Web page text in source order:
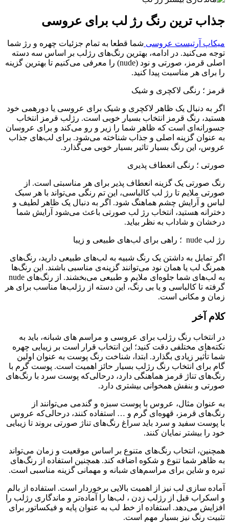
جذاب ترین رنگ رژ لب برای عروسی
میکاپ آرتیست عروسی شما قطعا به تمام جزئیات چهره و رژ شما
توجه می‌کنید. در ادامه، بهترین رنگ‌های رژلب بر اساس سه دسته
اصلی قرمز، صورتی و نود (nude) را معرفی می‌کنیم تا بهترین گزینه
را برای هر مناسبت پیدا کنید.
قرمز ؛ رنگی لاکچری و شیک
اگر به دنبال یک ظاهر لاکچری و شیک برای عروسی یا دورهمی خود
هستید، رنگ قرمز انتخاب بسیار خوبی است. رژلب قرمز انتخاب
جسورانه‌ای است که ظاهر شما را زیر و رو می‌کند و برای عروسان
به عنوان گزینه اصلی و جذاب شناخته می‌شود. برای لب‌های جذاب
عروس، این رنگ بسیار تاثیر بسیار خوبی می‌گذارد.
صورتی ؛ رنگی انعطاف ‌پذیری
رنگ صورتی یک گزینه انعطاف ‌پذیر برای هر مناسبتی است. از
صورتی ملایم تا رژ لب کالباسی، این تم رنگی می‌تواند با هر سبک
لباس و آرایش چشم هماهنگ شود. اگر به دنبال یک ظاهر لطیف و
دخترانه هستید، انتخاب رژ لب صورتی باعث می‌شود آرایش شما
درخشان و شاداب به نظر بیاید.
رژ لب nude ؛ راهی برای لب‌های طبیعی و زیبا
اگر تمایل به داشتن یک ‌رنگ شبیه به لب‌های طبیعی دارید، رنگ‌های
همرنگ لب یا همان نود می‌توانند گزینه‌ی مناسبی باشند. این رنگ‌ها
به لب‌های شما جلوه‌ای ملایم و طبیعی می‌بخشند. از رنگ‌های nude
گرفته تا کالباسی و یا بی رنگ، این دسته از رژلب‌ها مناسب برای هر
زمان و مکانی است.
کلام آخر
در انتخاب رنگ رژلب برای عروسی و مراسم های شبانه، باید به
نکته‌های مختلفی دقت کنید؛ این انتخاب قرار است بر زیبایی چهره
شما تأثیر زیادی بگذارد. ابتدا، شناخت رنگ پوست به عنوان اولین
گام برای انتخاب رنگ رژلب بسیار حائز اهمیت است. پوست گرم با
رنگ‌های تناژ قرمز هماهنگی دارد، درحالی‌که پوست سرد با رنگ‌های
صورتی و بنفش همخوانی بیشتری دارد.
به عنوان مثال، عروس با پوست سبزه و گندمی می‌توانند از
رنگ‌های قرمز، قهوه‌ای گرم و … استفاده کنند، درحالی‌که عروس
با پوست سفید و سرد باید سراغ رنگ‌های تناژ صورتی بروند تا زیبایی
خود را بیشتر نمایان کنند.
همچنین، انتخاب رنگ‌های متنوع بر اساس موقعیت و زمان می‌تواند
به ظاهر شما تنوع و شکوه اضافه کند. همچنین استفاده از رنگ‌های
تیره و شاین برای مراسم‌های شبانه و مهمانی گزینه مناسبی است.
آماده‌ سازی لب نیز از اهمیت بالایی برخوردار است. استفاده از بالم
و اسکراب قبل از رژلب زدن ، لب‌ها را آماده‌تر و ماندگاری رژلب را
افزایش می‌دهد. استفاده از خط لب به عنوان پایه و فیکساتور برای
تثبیت رنگ نیز بسیار مهم است.